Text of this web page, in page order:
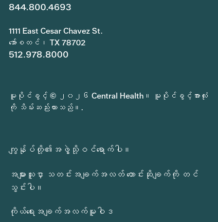
844.800.4693
1111 East Cesar Chavez St.
အော်စတင်၊ TX 78702
512.978.8000
မူပိုင်ခွင့် © ၂၀၂၆ Central Health။ မူပိုင်ခွင့်အားလုံး
ကို သိမ်းဆည်းထားသည်။.
ကျွန်ုပ်တို့၏အဖွဲ့သို့ဝင်ရောက်ပါ။
အများသူငှာ သတင်းအချက်အလတ် တောင်းဆိုချက်ကို တင်
သွင်းပါ။
ကိုယ်ရေးအချက်အလက်မူဝါဒ